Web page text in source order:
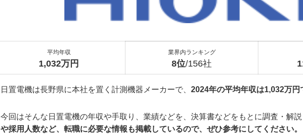
平均年収
1,032万円
業界内ランキング
8位/156社
日置電機は長野県に本社を置く計測機器メーカーで、 2024年の平均年収は1,032万円
今回はそんな日置電機の年収や手取り、業績などを、決算書などをもとに調査・解説
や採用人数など、転職に必要な情報も掲載しているので、ぜひ参考にしてください。